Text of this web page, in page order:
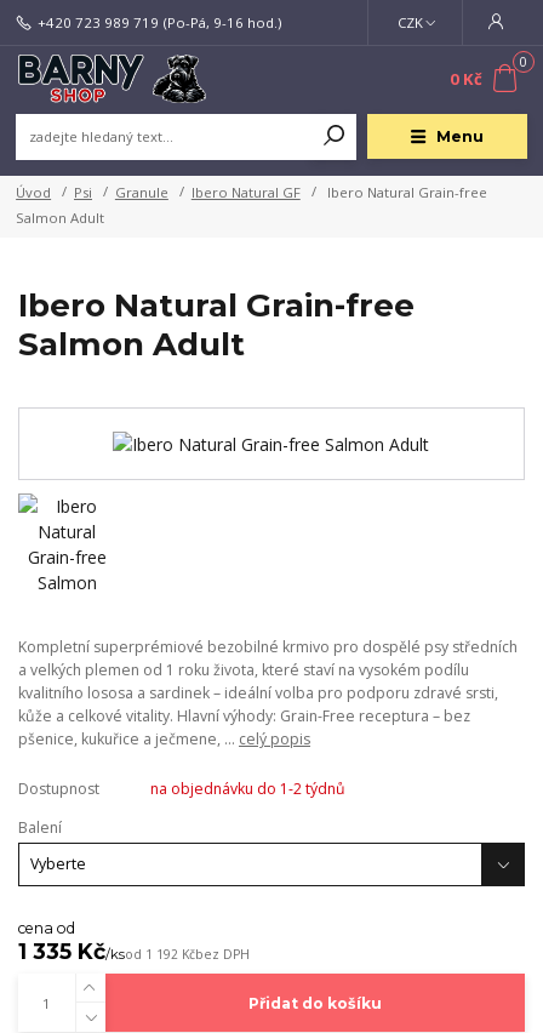
Menu
CZK
+420 723 989 719 (Po-Pá, 9-16 hod.)
0
0 Kč
Úvod Psi Granule Ibero Natural GF
Ibero Natural Grain-free
Salmon Adult
Ibero Natural Grain-free
Salmon Adult
Kompletní superprémiové bezobilné krmivo pro dospělé psy středních
a velkých plemen od 1 roku života, které staví na vysokém podílu
kvalitního lososa a sardinek – ideální volba pro podporu zdravé srsti,
kůže a celkové vitality. Hlavní výhody: Grain-Free receptura – bez
pšenice, kukuřice a ječmene, ... celý popis
Dostupnost
na objednávku do 1-2 týdnů
Balení
cena od
1 335 Kč/ksod 1 192 Kčbez DPH
Přidat do košíku